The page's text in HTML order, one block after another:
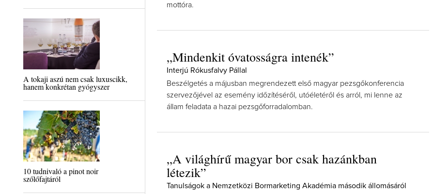
A tokaji aszú nem csak luxuscikk,
hanem konkrétan gyógyszer
10 tudnivaló a pinot noir
szőlőfajtáról
mottóra.
„Mindenkit óvatosságra intenék”
Interjú Rókusfalvy Pállal
Beszélgetés a májusban megrendezett első magyar pezsgőkonferencia
szervezőjével az esemény időzítéséről, utóéletéről és arról, mi lenne az
állam feladata a hazai pezsgőforradalomban.
„A világhírű magyar bor csak hazánkban
létezik”
Tanulságok a Nemzetközi Bormarketing Akadémia második állomásáról
borász #26 - tényleg a legutolsó
Az extra ráadás fotók mellett a
pillanatokat válogattam össze...